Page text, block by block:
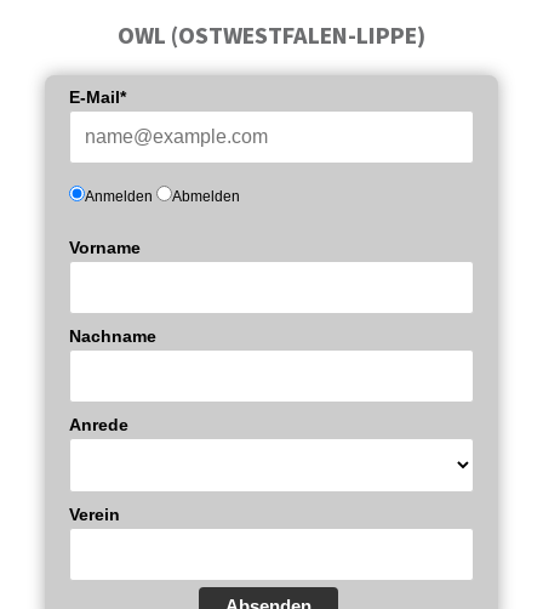
OWL (OSTWESTFALEN-LIPPE)
E-Mail*
Anmelden Abmelden
Vorname
Nachname
Anrede
Verein